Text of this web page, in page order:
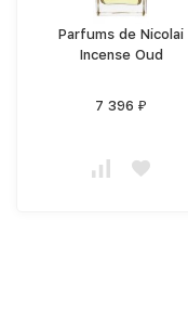
Parfums de Nicolai
Incense Oud
7 396 ₽